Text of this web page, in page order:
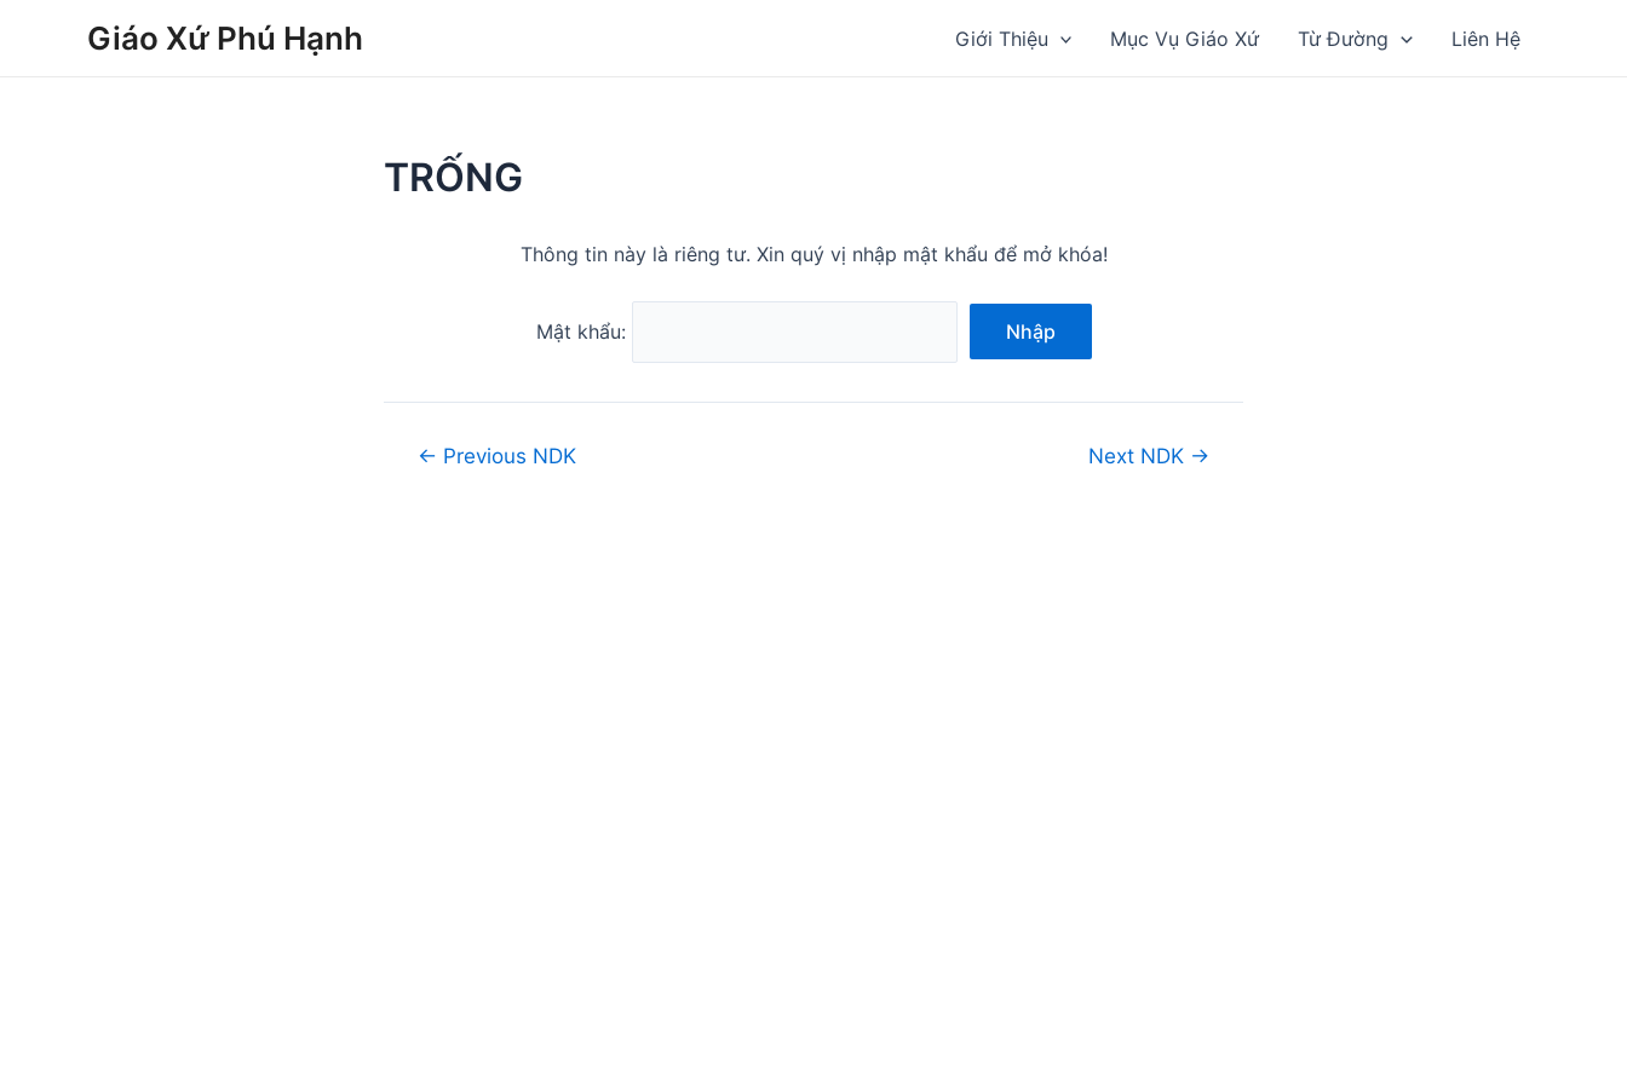
Giáo Xứ Phú Hạnh Giới Thiệu Mục Vụ Giáo Xứ Từ Đường Liên Hệ
TRỐNG
Thông tin này là riêng tư. Xin quý vị nhập mật khẩu để mở khóa!
Mật khẩu: Nhập
← Previous NDK Next NDK →